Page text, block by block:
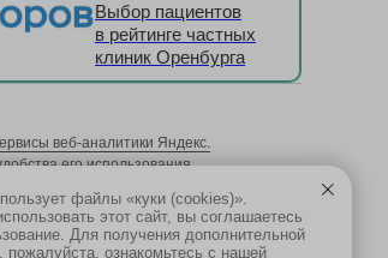
Выбор пациентов
в рейтинге частных
клиник Оренбурга
данных
веб-аналитики Яндекс.
его использования.
файлы «куки (cookies)».
этот сайт, вы соглашаетесь
Для получения дополнительной
ознакомьтесь с нашей